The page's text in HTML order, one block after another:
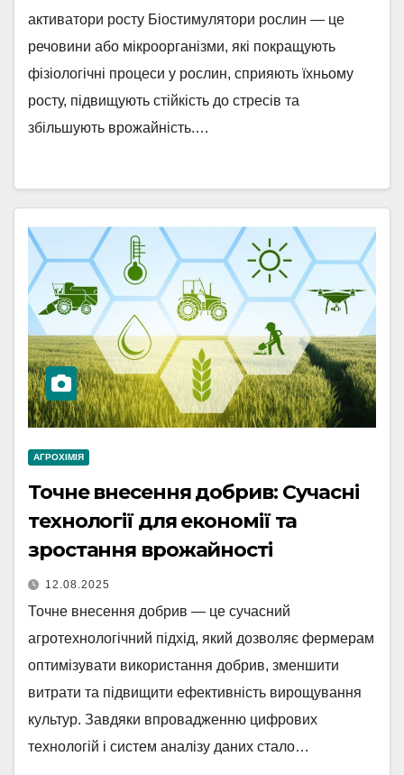
активатори росту Біостимулятори рослин — це
речовини або мікроорганізми, які покращують
фізіологічні процеси у рослин, сприяють їхньому
росту, підвищують стійкість до стресів та
збільшують врожайність.…
АГРОХІМІЯ
Точне внесення добрив: Сучасні
технології для економії та
зростання врожайності
12.08.2025
Точне внесення добрив — це сучасний
агротехнологічний підхід, який дозволяє фермерам
оптимізувати використання добрив, зменшити
витрати та підвищити ефективність вирощування
культур. Завдяки впровадженню цифрових
технологій і систем аналізу даних стало…